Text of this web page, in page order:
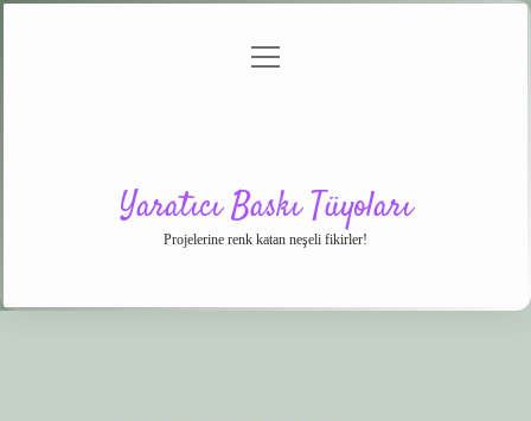
menüyü
Yaratıcı Baskı Tüyoları
Projelerine renk katan neşeli fikirler!